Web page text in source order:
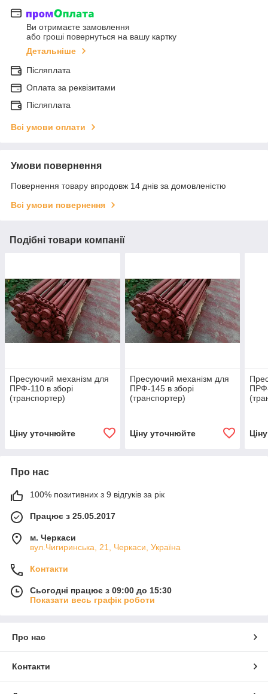
Ви отримаєте замовлення
або гроші повернуться на вашу картку
Детальніше
Післяплата
Оплата за реквізитами
Післяплата
Всі умови оплати
Умови повернення
Повернення товару впродовж 14 днів за домовленістю
Всі умови повернення
Подібні товари компанії
Пресуючий механізм для
ПРФ-110 в зборі
(транспортер)
Ціну уточнюйте
Пресуючий механізм для
ПРФ-145 в зборі
(транспортер)
Ціну уточнюйте
Про нас
100% позитивних з 9 відгуків за рік
Працює з 25.05.2017
м. Черкаси
вул.Чигиринська, 21, Черкаси, Україна
Контакти
Сьогодні працює з 09:00 до 15:30
Показати весь графік роботи
Про нас
Контакти